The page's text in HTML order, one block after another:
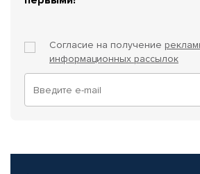
Согласие на получение
информационных рассылок